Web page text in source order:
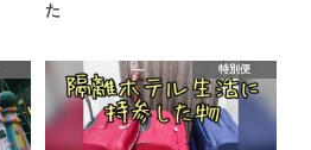
た
特別便